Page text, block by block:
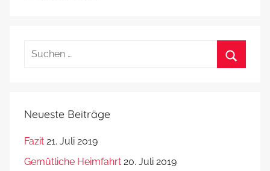
Suchen
Neueste Beiträge
Fazit 21. Juli 2019
Gemütliche Heimfahrt 20. Juli 2019